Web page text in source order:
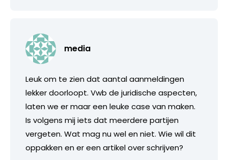
media
Leuk om te zien dat aantal aanmeldingen
lekker doorloopt. Vwb de juridische aspecten,
laten we er maar een leuke case van maken.
Is volgens mij iets dat meerdere partijen
vergeten. Wat mag nu wel en niet. Wie wil dit
oppakken en er een artikel over schrijven?